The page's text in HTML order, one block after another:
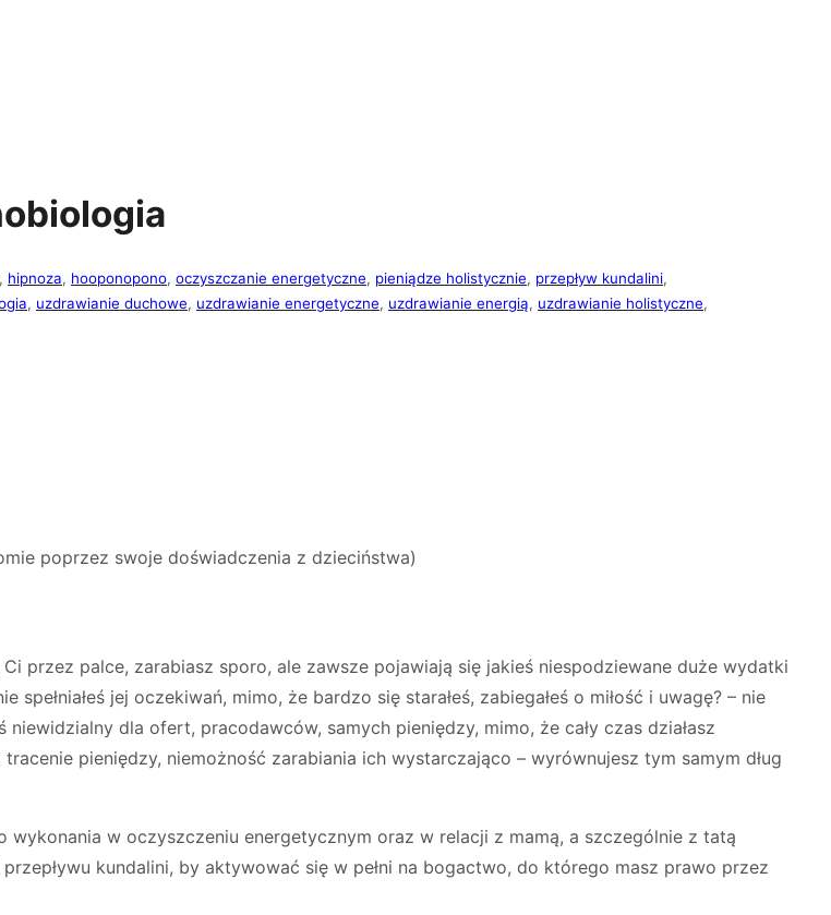
, hipnoza, hooponopono, oczyszczanie energetyczne, pieniądze holistycznie, przepływ kundalini
, uzdrawianie duchowe, uzdrawianie energetyczne, uzdrawianie energią, uzdrawianie holistyczne
poprzez swoje doświadczenia z dzieciństwa)
Ci przez palce, zarabiasz sporo, ale zawsze pojawiają się jakieś niespodziewane duże wydatki
jej oczekiwań, mimo, że bardzo się starałeś, zabiegałeś o miłość i uwagę? – nie
dla ofert, pracodawców, samych pieniędzy, mimo, że cały czas działasz
tracenie pieniędzy, niemożność zarabiania ich wystarczająco – wyrównujesz tym samym dług
w oczyszczeniu energetycznym oraz w relacji z mamą, a szczególnie z tatą
kundalini, by aktywować się w pełni na bogactwo, do którego masz prawo przez